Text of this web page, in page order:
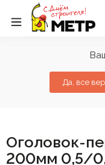
Да, все
Оголовок-
200мм 0,5/